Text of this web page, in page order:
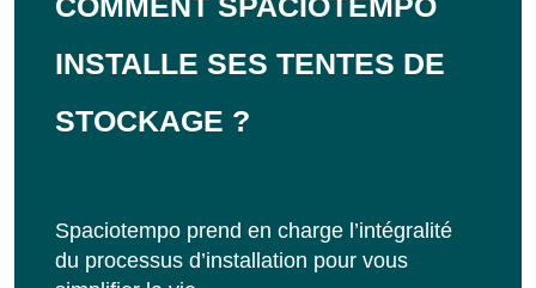
INSTALLE SES TENTES DE
STOCKAGE ?
Spaciotempo prend en charge l’intégralité
du processus d’installation pour vous